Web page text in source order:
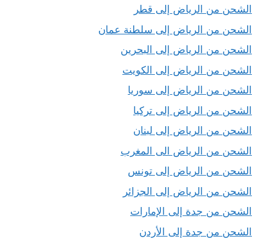
الشحن من الرياض إلى قطر
الشحن من الرياض إلى سلطنة عمان
الشحن من الرياض إلى البحرين
الشحن من الرياض إلى الكويت
الشحن من الرياض إلى سوريا
الشحن من الرياض إلى تركيا
الشحن من الرياض إلى لبنان
الشحن من الرياض الى المغرب
الشحن من الرياض إلى تونس
الشحن من الرياض إلى الجزائر
الشحن من جدة إلى الإمارات
الشحن من جدة إلى الأردن